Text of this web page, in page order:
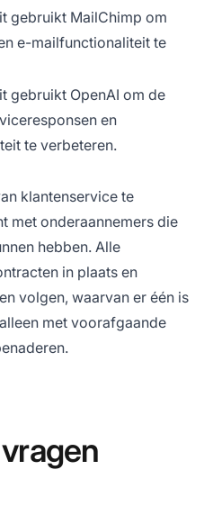
gebruikt MailChimp om
e-mailfunctionaliteit te
gebruikt OpenAI om de
en
te verbeteren.
klantenservice te
met onderaannemers die
hebben. Alle
in plaats en
volgen, waarvan er één is
met voorafgaande